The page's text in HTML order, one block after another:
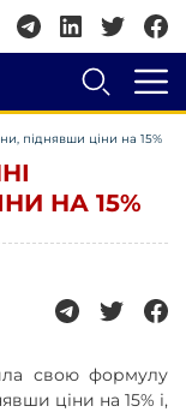
піднявши ціни на 15%
НА 15%
свою формулу
ціни на 15% і,